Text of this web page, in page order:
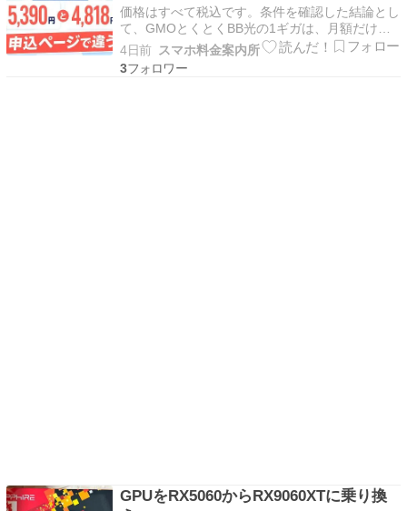
価格はすべて税込です。条件を確認した結論とし
て、GMOとくとくBB光の1ギガは、月額だけで
選ぶなら限定申込ページが有利です。確認時点で
は、戸建てが月4,818円、マンションが月3,773
円。一部の比較ページに出ている月5 […]
4日前 スマホ料金案内所
3
GPUをRX5060からRX9060XTに乗り換